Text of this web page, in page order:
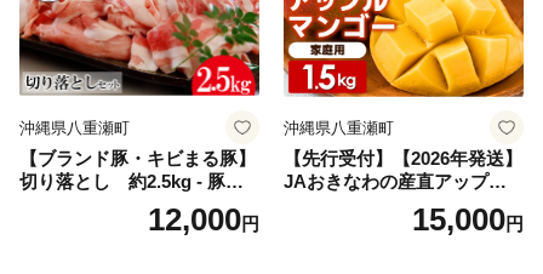
沖縄県八重瀬町
【ブランド豚・キビまる豚】
切り落とし 約2.5kg - 豚肉
小分け 500gずつ 部位混合
色々楽しめる 人気 しょうが
12,000円
沖縄県八重瀬町
【先行受付】【2026年発送】
JAおきなわの産直アップル
マンゴー 約1.5kg【ご家庭
用・白箱】- 先行予約 沖縄 産
15,000円